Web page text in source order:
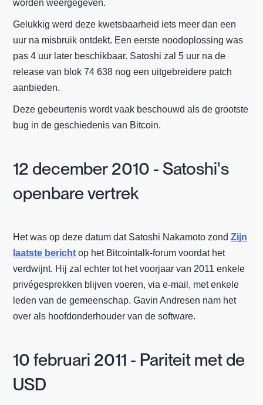
worden weergegeven.
Gelukkig werd deze kwetsbaarheid iets meer dan een
uur na misbruik ontdekt. Een eerste noodoplossing was
pas 4 uur later beschikbaar. Satoshi zal 5 uur na de
release van blok 74 638 nog een uitgebreidere patch
aanbieden.
Deze gebeurtenis wordt vaak beschouwd als de grootste
bug in de geschiedenis van Bitcoin.
12 december 2010 - Satoshi's
openbare vertrek
Het was op deze datum dat Satoshi Nakamoto zondZijn
laatste bericht op het Bitcointalk-forum voordat het
verdwijnt. Hij zal echter tot het voorjaar van 2011 enkele
privégesprekken blijven voeren, via e-mail, met enkele
leden van de gemeenschap. Gavin Andresen nam het
over als hoofdonderhouder van de software.
10 februari 2011 - Pariteit met de
USD